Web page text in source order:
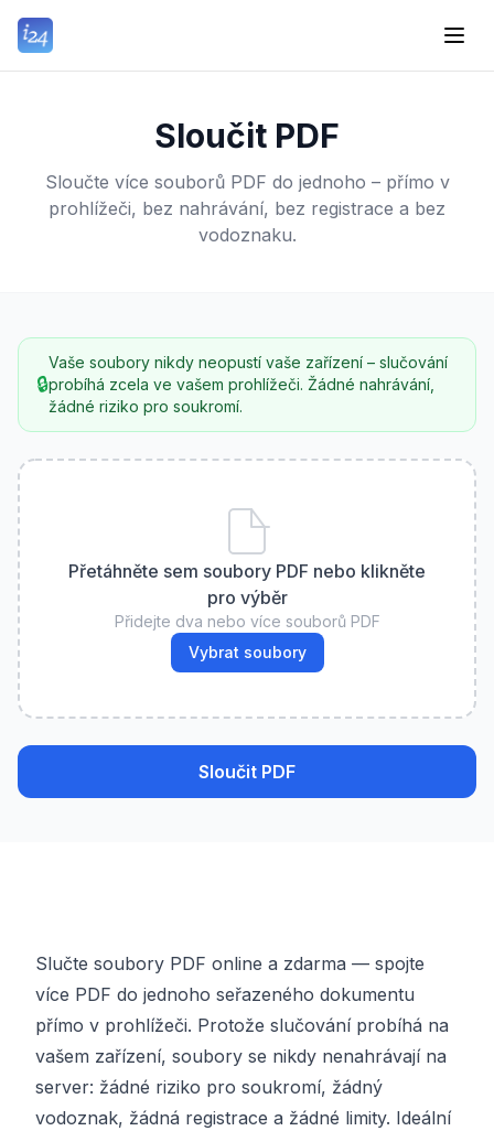
Sloučit PDF
Sloučte více souborů PDF do jednoho – přímo v
prohlížeči, bez nahrávání, bez registrace a bez
vodoznaku.
🔒
Vaše soubory nikdy neopustí vaše zařízení – slučování
probíhá zcela ve vašem prohlížeči. Žádné nahrávání,
žádné riziko pro soukromí.
Přetáhněte sem soubory PDF nebo klikněte
pro výběr
Přidejte dva nebo více souborů PDF
Vybrat soubory
Sloučit PDF
Slučte soubory PDF online a zdarma — spojte
více PDF do jednoho seřazeného dokumentu
přímo v prohlížeči. Protože slučování probíhá na
vašem zařízení, soubory se nikdy nenahrávají na
server: žádné riziko pro soukromí, žádný
vodoznak, žádná registrace a žádné limity. Ideální